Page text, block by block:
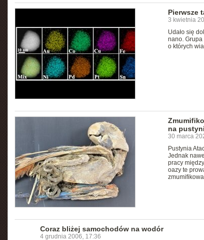
Pierwsze
3 kwietnia
Udało się
nano. Grupa
o których
na
30 marca
Pustynia
Jednak
pracy
oazy te
Coraz bliżej samochodów na wodór
4 grudnia 2006, 17:36